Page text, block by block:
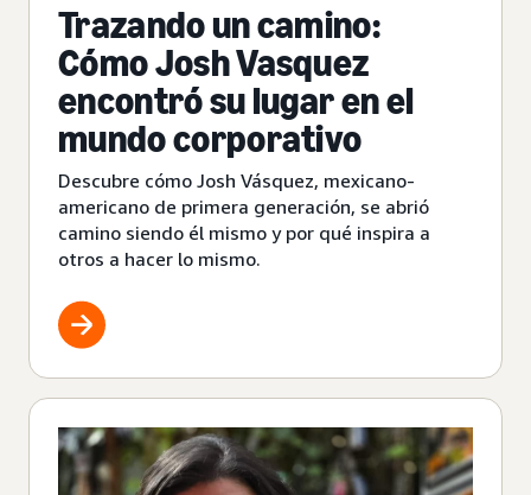
Trazando un camino:
Cómo Josh Vasquez
encontró su lugar en el
mundo corporativo
Descubre cómo Josh Vásquez, mexicano-
americano de primera generación, se abrió
camino siendo él mismo y por qué inspira a
otros a hacer lo mismo.